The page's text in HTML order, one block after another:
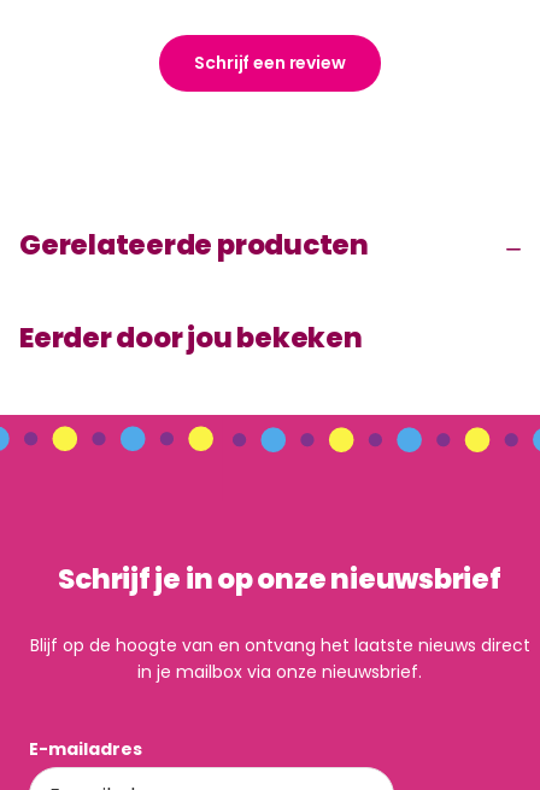
Schrijf een review
Gerelateerde producten
Eerder door jou bekeken
Schrijf je in op onze nieuwsbrief
Blijf op de hoogte van en ontvang het laatste nieuws direct
in je mailbox via onze nieuwsbrief.
E-mailadres